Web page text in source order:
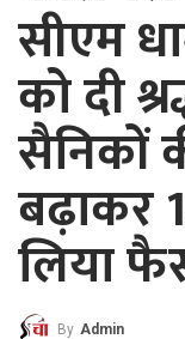
सीएम
को दी
सैनिकों
बढ़ाकर
लिया
By Admin